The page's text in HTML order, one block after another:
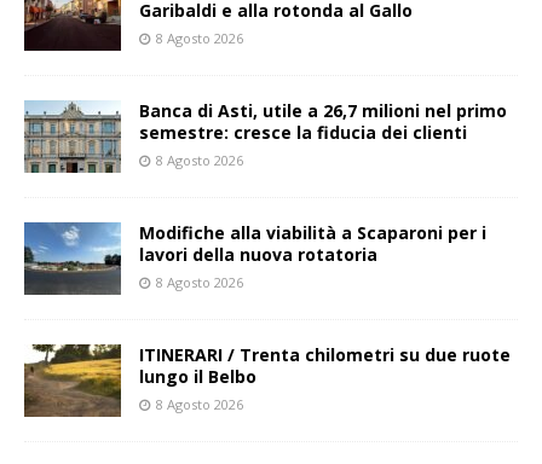
Garibaldi e alla rotonda al Gallo
8 Agosto 2026
Banca di Asti, utile a 26,7 milioni nel primo
semestre: cresce la fiducia dei clienti
8 Agosto 2026
Modifiche alla viabilità a Scaparoni per i
lavori della nuova rotatoria
8 Agosto 2026
ITINERARI / Trenta chilometri su due ruote
lungo il Belbo
8 Agosto 2026